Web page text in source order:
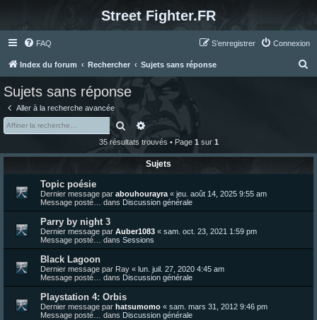
Street Fighter.FR
FAQ Connexion
S’enregistrer
Index du forum Rechercher Sujets sans réponse
Sujets sans réponse
Aller à la recherche avancée
RechercherRecherche avancée
35 résultats trouvés • Page 1 sur 1
Sujets
Topic poésie
Dernier message par abouhourayra « jeu. août 14, 2025 9:55 am
Message posté… dans Discussion générale
Parry by night 3
Dernier message par Auber1083 « sam. oct. 23, 2021 1:59 pm
Message posté… dans Sessions
Black Lagoon
Dernier message par Ray « lun. juil. 27, 2020 4:45 am
Message posté… dans Discussion générale
Playstation 4: Orbis
Dernier message par hatsumomo « sam. mars 31, 2012 9:46 pm
Message posté… dans Discussion générale